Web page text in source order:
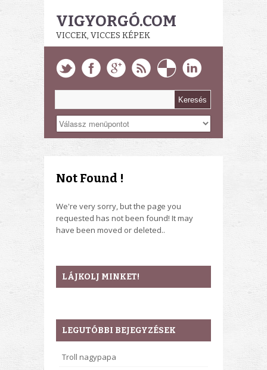
VIGYORGÓ.COM
VICCEK, VICCES KÉPEK
Not Found !
We're very sorry, but the page you
requested has not been found! It may
have been moved or deleted..
LÁJKOLJ MINKET!
LEGUTÓBBI BEJEGYZÉSEK
Troll nagypapa